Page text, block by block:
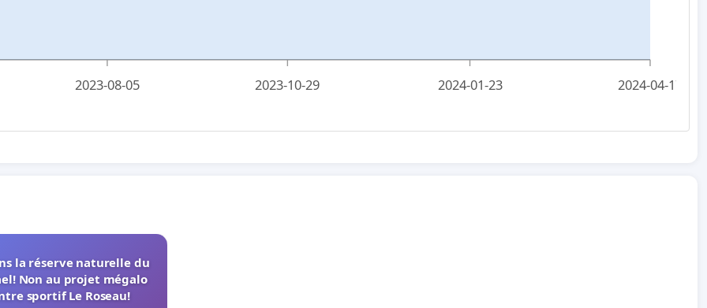
2023-08-05 2023-10-29 2024-01-23 2024-04-17
la réserve naturelle du
Non au projet mégalo
sportif Le Roseau!